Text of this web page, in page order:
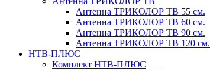
Антенна ТРИКОЛОР ТВ 55 см.
Антенна ТРИКОЛОР ТВ 60 см.
Антенна ТРИКОЛОР ТВ 90 см.
Антенна ТРИКОЛОР ТВ 120 см.
НТВ-ПЛЮС
Комплект НТВ-ПЛЮС